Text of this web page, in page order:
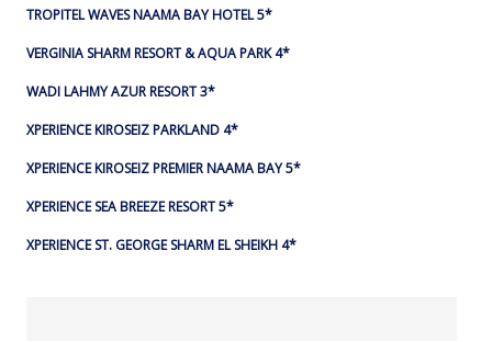
TROPITEL WAVES NAAMA BAY HOTEL 5*
VERGINIA SHARM RESORT & AQUA PARK 4*
WADI LAHMY AZUR RESORT 3*
XPERIENCE KIROSEIZ PARKLAND 4*
XPERIENCE KIROSEIZ PREMIER NAAMA BAY 5*
XPERIENCE SEA BREEZE RESORT 5*
XPERIENCE ST. GEORGE SHARM EL SHEIKH 4*